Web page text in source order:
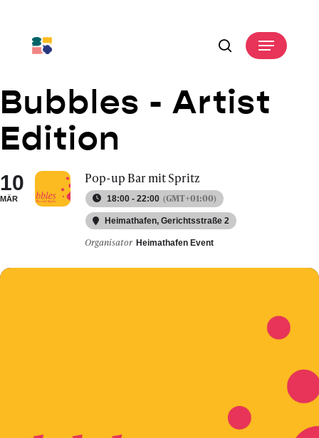
search
Menu
Bubbles - Artist
Edition
10
MÄR
Pop-up Bar mit Spritz
18:00 - 22:00 (GMT+01:00)
Heimathafen, Gerichtsstraße 2
Organisator Heimathafen Event